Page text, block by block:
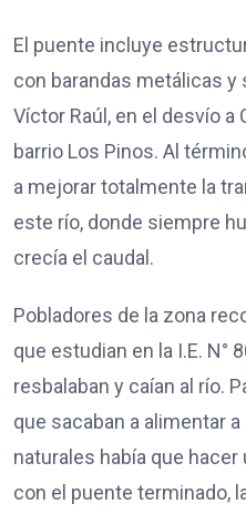
El puente incluye
con barandas metálicas y
Víctor Raúl, en el desvío a
barrio Los Pinos. Al
a mejorar totalmente la
este río, donde siempre
crecía el caudal.
Pobladores de la zona
que estudian en la I.E. N°
resbalaban y caían al río.
que sacaban a alimentar
naturales había que hacer
con el puente terminado,